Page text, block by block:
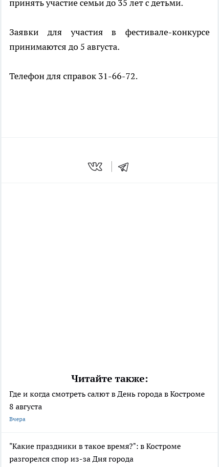
принять участие семьи до 35 лет с детьми.
Заявки для участия в фестивале-конкурсе
принимаются до 5 августа.
Телефон для справок 31-66-72.
Читайте также:
Где и когда смотреть салют в День города в Костроме
8 августа
Вчера
"Какие праздники в такое время?": в Костроме
разгорелся спор из-за Дня города